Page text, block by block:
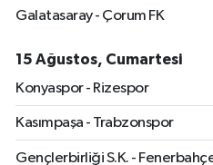
Galatasaray - Çorum FK
15 Ağustos, Cumartesi
Konyaspor - Rizespor
Kasımpaşa - Trabzonspor
Gençlerbirliği S.K. -